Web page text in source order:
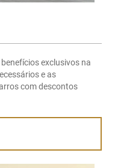
exclusivos na
e as
com descontos